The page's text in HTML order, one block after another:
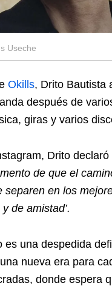
Useche
Okills, Drito Bautista
después de
giras y varios
Drito declaró
de que el
separen en los
de amistad’.
es una despedida
nueva era para
donde espera